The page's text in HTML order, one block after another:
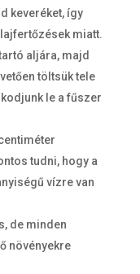
keveréket, így
miatt.
aljára, majd
töltsük tele
le a fűszer
tudni, hogy a
vízre van
de minden
növényekre